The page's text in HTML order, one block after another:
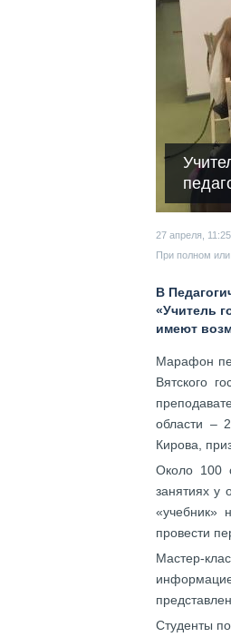
27 апреля, 11:25
При полном или
В
«Учитель
имеют
Марафон
Вятского
области –
Кирова,
Около 100
занятиях у
«учебник»
провести
Мастер-
Студенты